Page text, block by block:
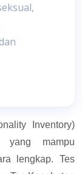
Inventory)
yang mampu
lengkap. Tes